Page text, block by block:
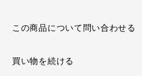
この商品について問い合わせる
買い物を続ける